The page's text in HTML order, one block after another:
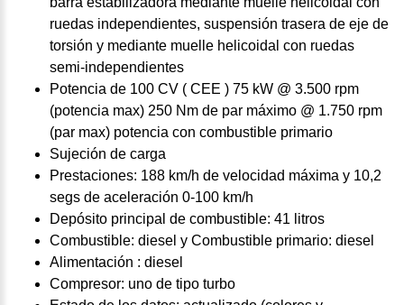
ruedas independientes, suspensión trasera de eje de
torsión y mediante muelle helicoidal con ruedas
semi-independientes
Potencia de 100 CV ( CEE ) 75 kW @ 3.500 rpm
(potencia max) 250 Nm de par máximo @ 1.750 rpm
(par max) potencia con combustible primario
Sujeción de carga
Prestaciones: 188 km/h de velocidad máxima y 10,2
segs de aceleración 0-100 km/h
Depósito principal de combustible: 41 litros
Combustible: diesel y Combustible primario: diesel
Alimentación : diesel
Compresor: uno de tipo turbo